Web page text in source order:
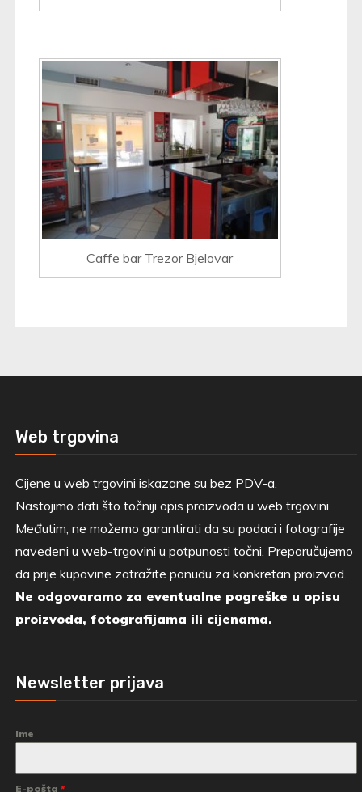
Caffe bar Trezor Bjelovar
Web trgovina
Cijene u web trgovini iskazane su bez PDV-a.
Nastojimo dati što točniji opis proizvoda u web trgovini.
Međutim, ne možemo garantirati da su podaci i fotografije
navedeni u web-trgovini u potpunosti točni. Preporučujemo
da prije kupovine zatražite ponudu za konkretan proizvod.
Ne odgovaramo za eventualne pogreške u opisu
proizvoda, fotografijama ili cijenama.
Newsletter prijava
Ime
E-pošta *